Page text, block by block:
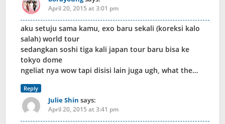
April 20, 2015 at 3:01 pm
aku setuju sama kamu, exo baru sekali (koreksi kalo
salah) world tour
sedangkan soshi tiga kali japan tour baru bisa ke
tokyo dome
ngeliat nya wow tapi disisi lain juga ugh, what the…
Reply
Julie Shin says:
April 20, 2015 at 3:41 pm